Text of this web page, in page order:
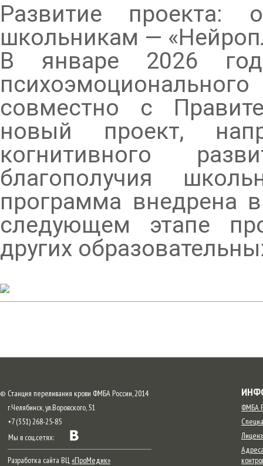
Развитие проекта:
школьникам —
В январе 2026
совместно с
новый проект,
когнитивного
благополучия
программа внедрена
следующем этапе
других
ФМБА
© Станция переливания крови ФМБА России, 2014
г.Челябинск, ул.Воровского, 51
+7 (351) 268-25-85
Мы в соц.сетях:
Разработка сайта ВЦ«ПроМедик»